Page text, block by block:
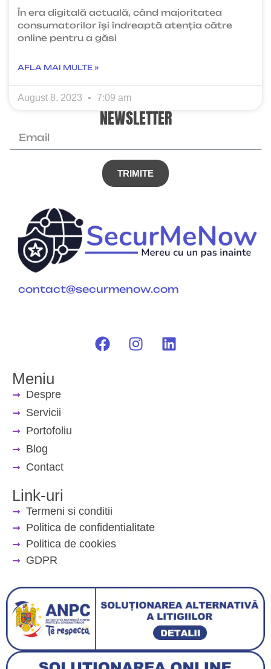
NEWSLETTER
TRIMITE
În era digitală actuală, când majoritatea
consumatorilor își îndreaptă atenția către
online pentru a găsi
AFLA MAI MULTE »
August 8, 2023 7:09 am
contact@securmenow.com
Meniu
Despre
Servicii
Portofoliu
Blog
Contact
Link-uri
Termeni si conditii
Politica de confidentialitate
Politica de cookies
GDPR